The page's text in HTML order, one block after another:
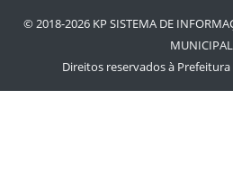
© 2018-2026 KP SISTEMA DE
MUNICIPAL
Direitos reservados à